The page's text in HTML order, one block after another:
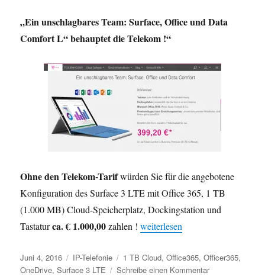
„Ein unschlagbares Team: Surface, Office und Data
Comfort L“ behauptet die Telekom !“
Ohne den Telekom-Tarifwürden Sie für die angebotene
Konfiguration des Surface 3 LTE mit Office 365, 1 TB
(1.000 MB) Cloud-Speicherplatz, Dockingstation und
Tastaturca. € 1.000,00zahlen !„Surface 3 LTE für € 399,20
weiterlesen
Veröffentlicht
am
Juni 4, 2016 Kategorien
IP-Telefonie Schlagwörter
1 TB Cloud,Office365,Officer365,
OneDrive,Surface 3 LTE Schreibe einen Kommentarzu